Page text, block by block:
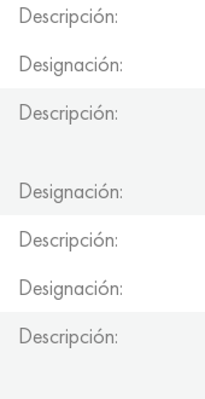
Descripción:
Designación:
Descripción:
Designación:
Descripción:
Designación:
Descripción: